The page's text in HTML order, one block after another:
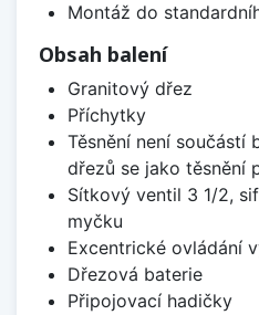
Montáž do
Obsah balení
Granitový dřez
Příchytky
Těsnění není součástí
dřezů se jako těsnění
Sítkový ventil 3 1/2,
myčku
Excentrické ovládání
Dřezová baterie
Připojovací hadičky